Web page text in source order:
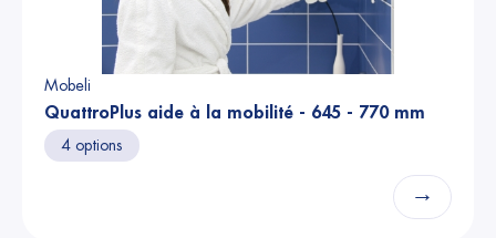
Mobeli
QuattroPlus aide à la mobilité - 645 - 770 mm
4 options
→